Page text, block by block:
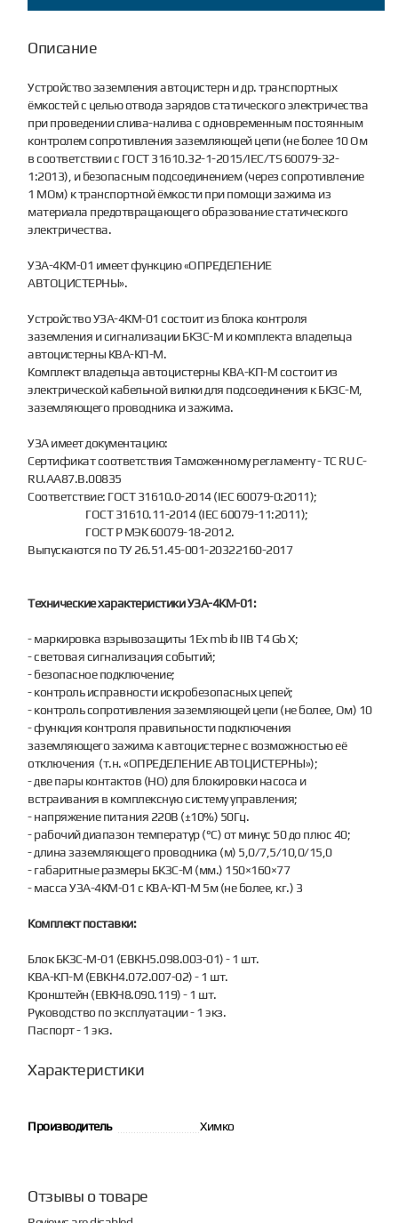
Описание
Устройство заземления автоцистерн и др. транспортных
ёмкостей с целью отвода зарядов статического электричества
при проведении слива-налива с одновременным постоянным
контролем сопротивления заземляющей цепи (не более 10 Ом
в соответствии с ГОСТ 31610.32-1-2015/IEC/TS 60079-32-
1:2013), и безопасным подсоединением (через сопротивление
1 МОм) к транспортной ёмкости при помощи зажима из
материала предотвращающего образование статического
электричества.
УЗА-4КМ-01 имеет функцию «ОПРЕДЕЛЕНИЕ
АВТОЦИСТЕРНЫ».
Устройство УЗА-4КМ-01 состоит из блока контроля
заземления и сигнализации БКЗС-М и комплекта владельца
автоцистерны КВА-КП-М.
Комплект владельца автоцистерны КВА-КП-М состоит из
электрической кабельной вилки для подсоединения к БКЗС-М,
заземляющего проводника и зажима.
УЗА имеет документацию:
Сертификат соответствия Таможенному регламенту - TC RU C-
RU.AA87.B.00835
Соответствие: ГОСТ 31610.0-2014 (IEC 60079-0:2011);
ГОСТ 31610.11-2014 (IEC 60079-11:2011);
ГОСТ Р МЭК 60079-18-2012.
Выпускаются по ТУ 26.51.45-001-20322160-2017
Технические характеристики УЗА-4КМ-01:
- маркировка взрывозащиты 1Ех mb ib IIB T4 Gb Х;
- световая сигнализация событий;
- безопасное подключение;
- контроль исправности искробезопасных цепей;
- контроль сопротивления заземляющей цепи (не более, Ом) 10
- функция контроля правильности подключения
заземляющего зажима к автоцистерне с возможностью её
отключения (т.н. «ОПРЕДЕЛЕНИЕ АВТОЦИСТЕРНЫ»);
- две пары контактов (НО) для блокировки насоса и
встраивания в комплексную систему управления;
- напряжение питания 220В (±10%) 50Гц.
- рабочий диапазон температур (°С) от минус 50 до плюс 40;
- длина заземляющего проводника (м) 5,0/7,5/10,0/15,0
- габаритные размеры БКЗС-М (мм.) 150×160×77
- масса УЗА-4КМ-01 с КВА-КП-М 5м (не более, кг.) 3
Комплект поставки:
Блок БКЗС-М-01 (ЕВКН5.098.003-01) - 1 шт.
КВА-КП-М (ЕВКН4.072.007-02) - 1 шт.
Кронштейн (ЕВКН8.090.119) - 1 шт.
Руководство по эксплуатации - 1 экз.
Паспорт - 1 экз.
Характеристики
Производитель Химко
Отзывы о товаре